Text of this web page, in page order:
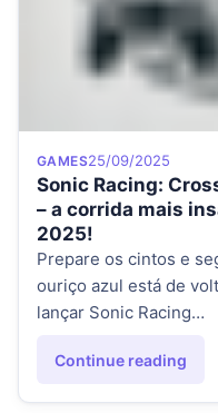
Category
GAMESPosted on
25/09/2025
Sonic Racing:
– a corrida mais
2025!
Prepare os cintos e
ouriço azul está de
lançar Sonic Racing…
Continue reading
"Sonic Racing: